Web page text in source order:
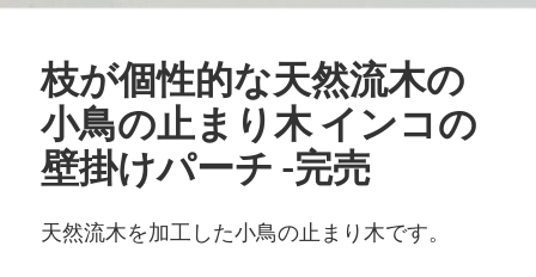
枝が個性的な天然流木の
小鳥の止まり木 インコの
壁掛けパーチ -完売
天然流木を加工した小鳥の止まり木です。